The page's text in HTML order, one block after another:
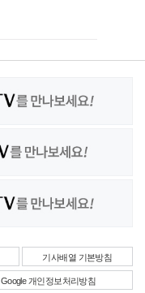
기사배열 기본방침
Google 개인정보처리방침